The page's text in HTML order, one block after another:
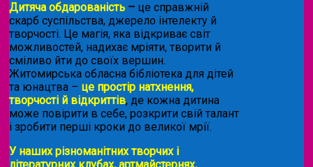
Дитяча обдарованість – це справжній
скарб суспільства, джерело інтелекту й
творчості. Це магія, яка відкриває світ
можливостей, надихає мріяти, творити й
сміливо йти до своїх вершин.
Житомирська обласна бібліотека для дітей
та юнацтва – це простір натхнення,
творчості й відкриттів, де кожна дитина
може повірити в себе, розкрити свій талант
і зробити перші кроки до великої мрії.
У наших різноманітних творчих і